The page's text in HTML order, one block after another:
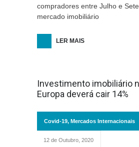
compradores entre Julho e
mercado imobiliário
LER MAIS
Investimento imobiliário
Europa deverá cair 14%
Covid-19, Mercados Internacionais
12 de Outubro, 2020